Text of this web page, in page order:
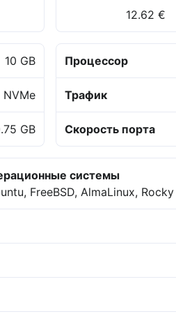
12.62 €
10 GB
NVMe
GB
Процессор
Трафик
Скорость порта
системы
FreeBSD, AlmaLinux,